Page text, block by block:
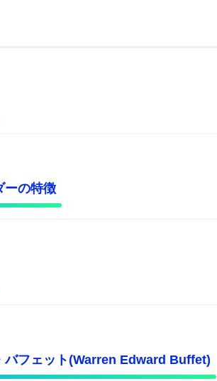
ーの特徴
フェット(Warren Edward Buffet)